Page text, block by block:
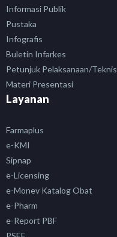
Informasi Publik
Pustaka
Infografis
Buletin Infarkes
Petunjuk Pelaksanaan/Teknis
Materi Presentasi
Layanan
Farmaplus
e-KMI
Sipnap
e-Licensing
e-Monev Katalog Obat
e-Pharm
e-Report PBF